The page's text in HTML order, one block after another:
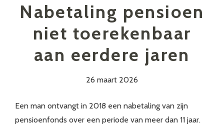
Nabetaling pensioen
niet toerekenbaar
aan eerdere jaren
26 maart 2026
Een man ontvangt in 2018 een nabetaling van zijn
pensioenfonds over een periode van meer dan 11 jaar.